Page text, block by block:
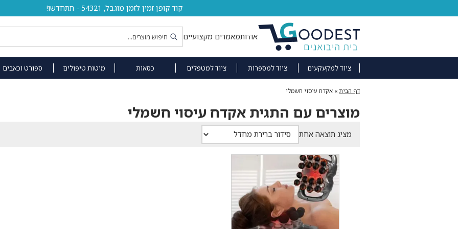
קוד קופן זמין לזמן מוגבל, 54321 - תתחדשו!
אודותמאמרים מקצועיים
ציוד למקעקעים ציוד למספרות ציוד למטפלים כסאות מיטות טיפולים ספורט וכאבים
דף הבית » אקדח עיסוי חשמלי
מוצרים עם התגית אקדח עיסוי חשמלי
מציג תוצאה אחת